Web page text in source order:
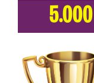
5.000